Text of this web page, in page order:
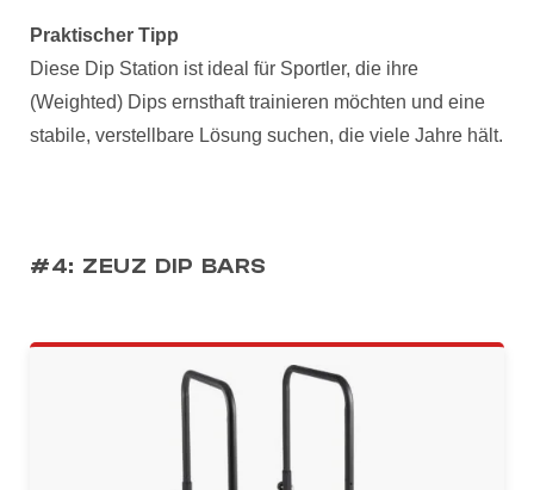
Praktischer Tipp
Diese Dip Station ist ideal für Sportler, die ihre
(Weighted) Dips ernsthaft trainieren möchten und eine
stabile, verstellbare Lösung suchen, die viele Jahre hält.
#4: ZEUZ DIP BARS